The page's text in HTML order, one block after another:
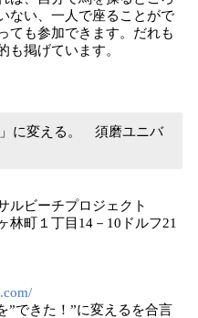
ない、一人で座ることがで
ても参加できます。だれも
も掲げています。
」に変える。 須磨ユニバ
ルビーチプロジェクト
林町１丁目14－10ドルフ21
”できた！”に変えるを合言